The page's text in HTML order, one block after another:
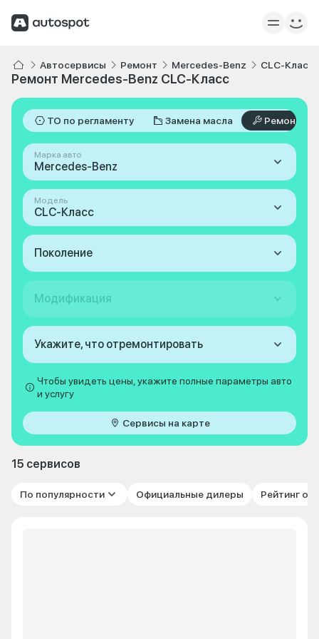
Автосервисы Ремонт Mercedes-Benz CLC-Класс
Ремонт Mercedes-Benz CLC-Класс
ТО по регламенту Замена масла Ремонт
Марка авто
Mercedes-Benz
Модель
CLC-Класс
Поколение
Модификация
Укажите, что отремонтировать
Чтобы увидеть цены, укажите полные параметры авто
и услугу
Сервисы на карте
15 сервисов
По популярности Официальные дилеры Рейтинг